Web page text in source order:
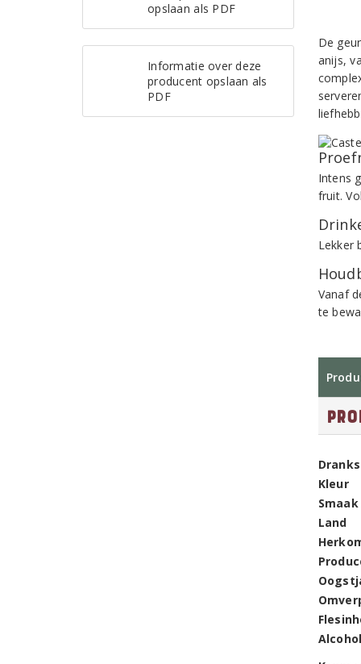
opslaan als PDF
Informatie over deze
producent opslaan als
PDF
De
anijs,
Intens
fruit.
Lekker
Vanaf
te
Kleur
Smaak
Land
Alcohol